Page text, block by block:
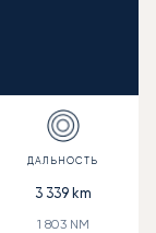
3 339km
1 803NM